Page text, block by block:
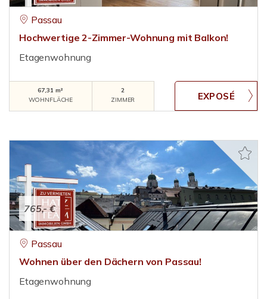
Passau
Hochwertige 2-Zimmer-Wohnung mit Balkon!
Etagenwohnung
67,31 m²
WOHNFLÄCHE
2
ZIMMER
765,- €
Passau
Wohnen über den Dächern von Passau!
Etagenwohnung